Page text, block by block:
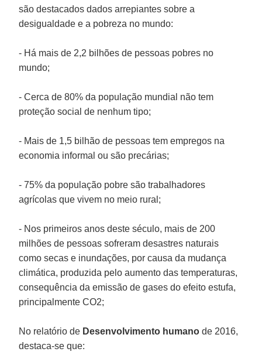
são destacados dados arrepiantes sobre a
desigualdade e a pobreza no mundo:
- Há mais de 2,2 bilhões de pessoas pobres no
mundo;
- Cerca de 80% da população mundial não tem
proteção social de nenhum tipo;
- Mais de 1,5 bilhão de pessoas tem empregos na
economia informal ou são precárias;
- 75% da população pobre são trabalhadores
agrícolas que vivem no meio rural;
- Nos primeiros anos deste século, mais de 200
milhões de pessoas sofreram desastres naturais
como secas e inundações, por causa da mudança
climática, produzida pelo aumento das temperaturas,
consequência da emissão de gases do efeito estufa,
principalmente CO2;
No relatório de Desenvolvimento humano de 2016,
destaca-se que: